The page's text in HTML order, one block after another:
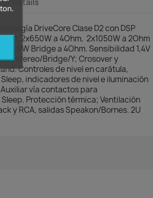
Details
DriveCore Clase D2 con DSP
2x650W a 4Ohm, 2x1050W a 2Ohm
2100W Bridge a 4Ohm. Sensibilidad 1,4V
estereo/Bridge/Y; Crosover y
Controles de nivel en carátula,
indicadores de nivel e iluminación
vía contactos para
Protección térmica; Ventilación
y RCA, salidas Speakon/Bornes. 2U